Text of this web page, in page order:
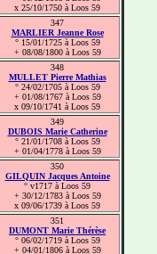
x 25/10/1750 à Loos 59
347
MARLIER Jeanne Rose
° 15/01/1725 à Loos 59
+ 08/08/1800 à Loos 59
348
MULLET Pierre Mathias
° 24/02/1705 à Loos 59
+ 01/08/1767 à Loos 59
x 09/10/1741 à Loos 59
349
DUBOIS Marie Catherine
° 21/01/1708 à Loos 59
+ 01/04/1778 à Loos 59
350
GILQUIN Jacques Antoine
° v1717 à Loos 59
+ 30/12/1783 à Loos 59
x 09/06/1739 à Loos 59
351
DUMONT Marie Thérèse
° 06/02/1719 à Loos 59
+ 04/01/1806 à Loos 59